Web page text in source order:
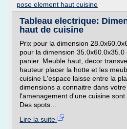
pose element haut cuisine
Tableau electrique:
haut de cuisine
Prix pour la dimension
pour la dimension 35.0x60.0x35.0
panier. Meuble haut, decor
hauteur placer la hotte et les
cuisine L'espace laisse entre la
dimensions a connaitre dans
l'amenagement d'une cuisine sont
Des spots...
Lire la suite